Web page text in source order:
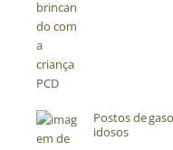
Postos de
idosos